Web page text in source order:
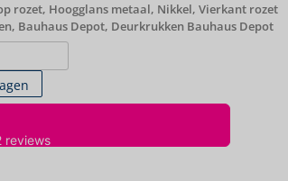
rozet, Hoogglans metaal, Nikkel, Vierkant rozet
, Bauhaus Depot, Deurkrukken Bauhaus Depot